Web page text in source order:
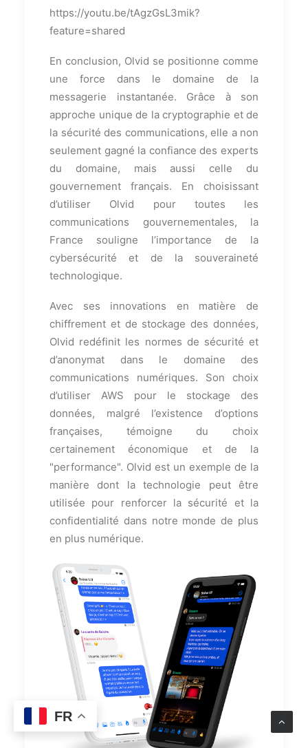
https://youtu.be/tAgzGsL3mik?
feature=shared
En conclusion, Olvid se positionne comme
une force dans le domaine de la
messagerie instantanée. Grâce à son
approche unique de la cryptographie et de
la sécurité des communications, elle a non
seulement gagné la confiance des experts
du domaine, mais aussi celle du
gouvernement français. En choisissant
d’utiliser Olvid pour toutes les
communications gouvernementales, la
France souligne l’importance de la
cybersécurité et de la souveraineté
technologique.
Avec ses innovations en matière de
chiffrement et de stockage des données,
Olvid redéfinit les normes de sécurité et
d’anonymat dans le domaine des
communications numériques. Son choix
d’utiliser AWS pour le stockage des
données, malgré l’existence d’options
françaises, témoigne du choix
certainement économique et de la
"performance". Olvid est un exemple de la
manière dont la technologie peut être
utilisée pour renforcer la sécurité et la
confidentialité dans notre monde de plus
en plus numérique.
FR